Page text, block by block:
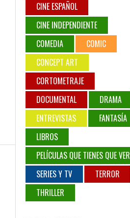
CINE ESPAÑOL
CINE INDEPENDIENTE
COMEDIA
COMIC
CONCEPT ART
CORTOMETRAJE
DOCUMENTAL
DRAMA
ENTREVISTAS
FANTASÍA
LIBROS
PELÍCULAS QUE TIENES QUE VER
SERIES Y TV
TERROR
THRILLER